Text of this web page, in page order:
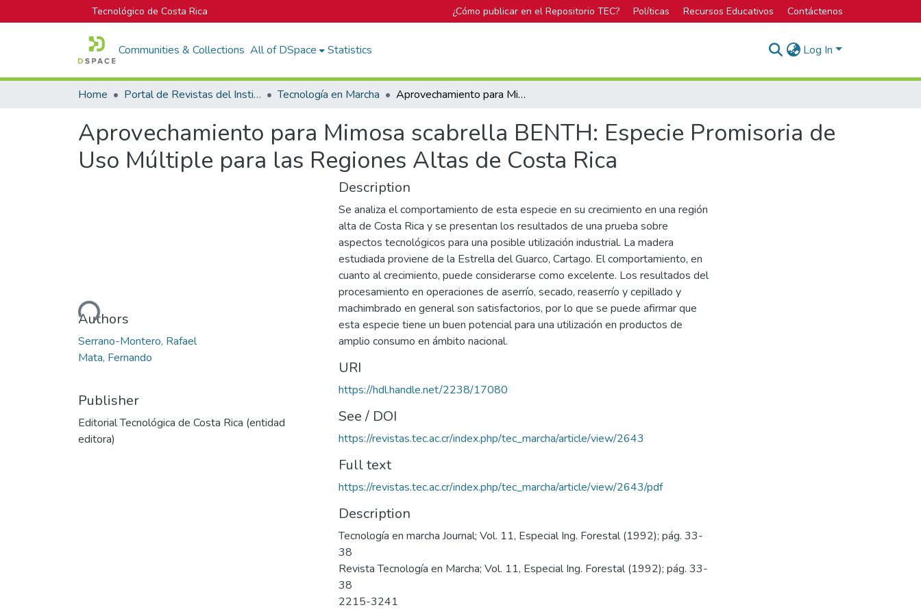
Tecnológico de Costa Rica ¿Cómo publicar en el Repositorio TEC? Políticas Recursos Educativos Contáctenos
Communities & Collections All of DSpace Statistics Log In
Home Portal de Revistas del Instituto Tecnológico de Costa Rica Tecnología en Marcha Aprovechamiento para Mimosa scabrella BENTH: Especie Promisoria de Uso Múltiple para las Regiones Altas de Costa Rica
Aprovechamiento para Mimosa scabrella BENTH: Especie Promisoria de
Uso Múltiple para las Regiones Altas de Costa Rica
Loading...
Authors
Serrano-Montero, Rafael
Mata, Fernando
Publisher
Editorial Tecnológica de Costa Rica (entidad
editora)
Description
Se analiza el comportamiento de esta especie en su crecimiento en una región
alta de Costa Rica y se presentan los resultados de una prueba sobre
aspectos tecnológicos para una posible utilización industrial. La madera
estudiada proviene de la Estrella del Guarco, Cartago. El comportamiento, en
cuanto al crecimiento, puede considerarse como excelente. Los resultados del
procesamiento en operaciones de aserrío, secado, reaserrío y cepillado y
machimbrado en general son satisfactorios, por lo que se puede afirmar que
esta especie tiene un buen potencial para una utilización en productos de
amplio consumo en ámbito nacional.
URI
https://hdl.handle.net/2238/17080
See / DOI
https://revistas.tec.ac.cr/index.php/tec_marcha/article/view/2643
Full text
https://revistas.tec.ac.cr/index.php/tec_marcha/article/view/2643/pdf
Description
Tecnología en marcha Journal; Vol. 11, Especial Ing. Forestal (1992); pág. 33-
38
Revista Tecnología en Marcha; Vol. 11, Especial Ing. Forestal (1992); pág. 33-
38
2215-3241